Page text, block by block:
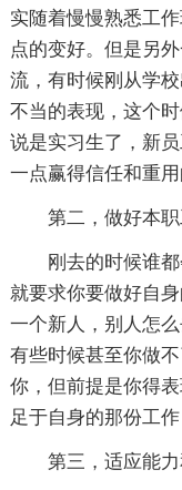
实随着慢慢熟悉工
点的变好。但是另
流，有时候刚从学
不当的表现，这个
说是实习生了，新
一点赢得信任和重用
第二，做好本
刚去的时候谁
就要求你要做好自
一个新人，别人怎
有些时候甚至你做
你，但前提是你得
足于自身的那份工
第三，适应能